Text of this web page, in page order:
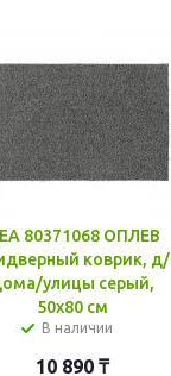
80371068 ОПЛЕВ
коврик, д/
улицы серый,
50x80 см
В наличии
10 890₸